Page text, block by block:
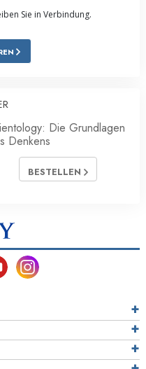
Sie in Verbindung.
Die Grundlagen
Denkens
BESTELLEN